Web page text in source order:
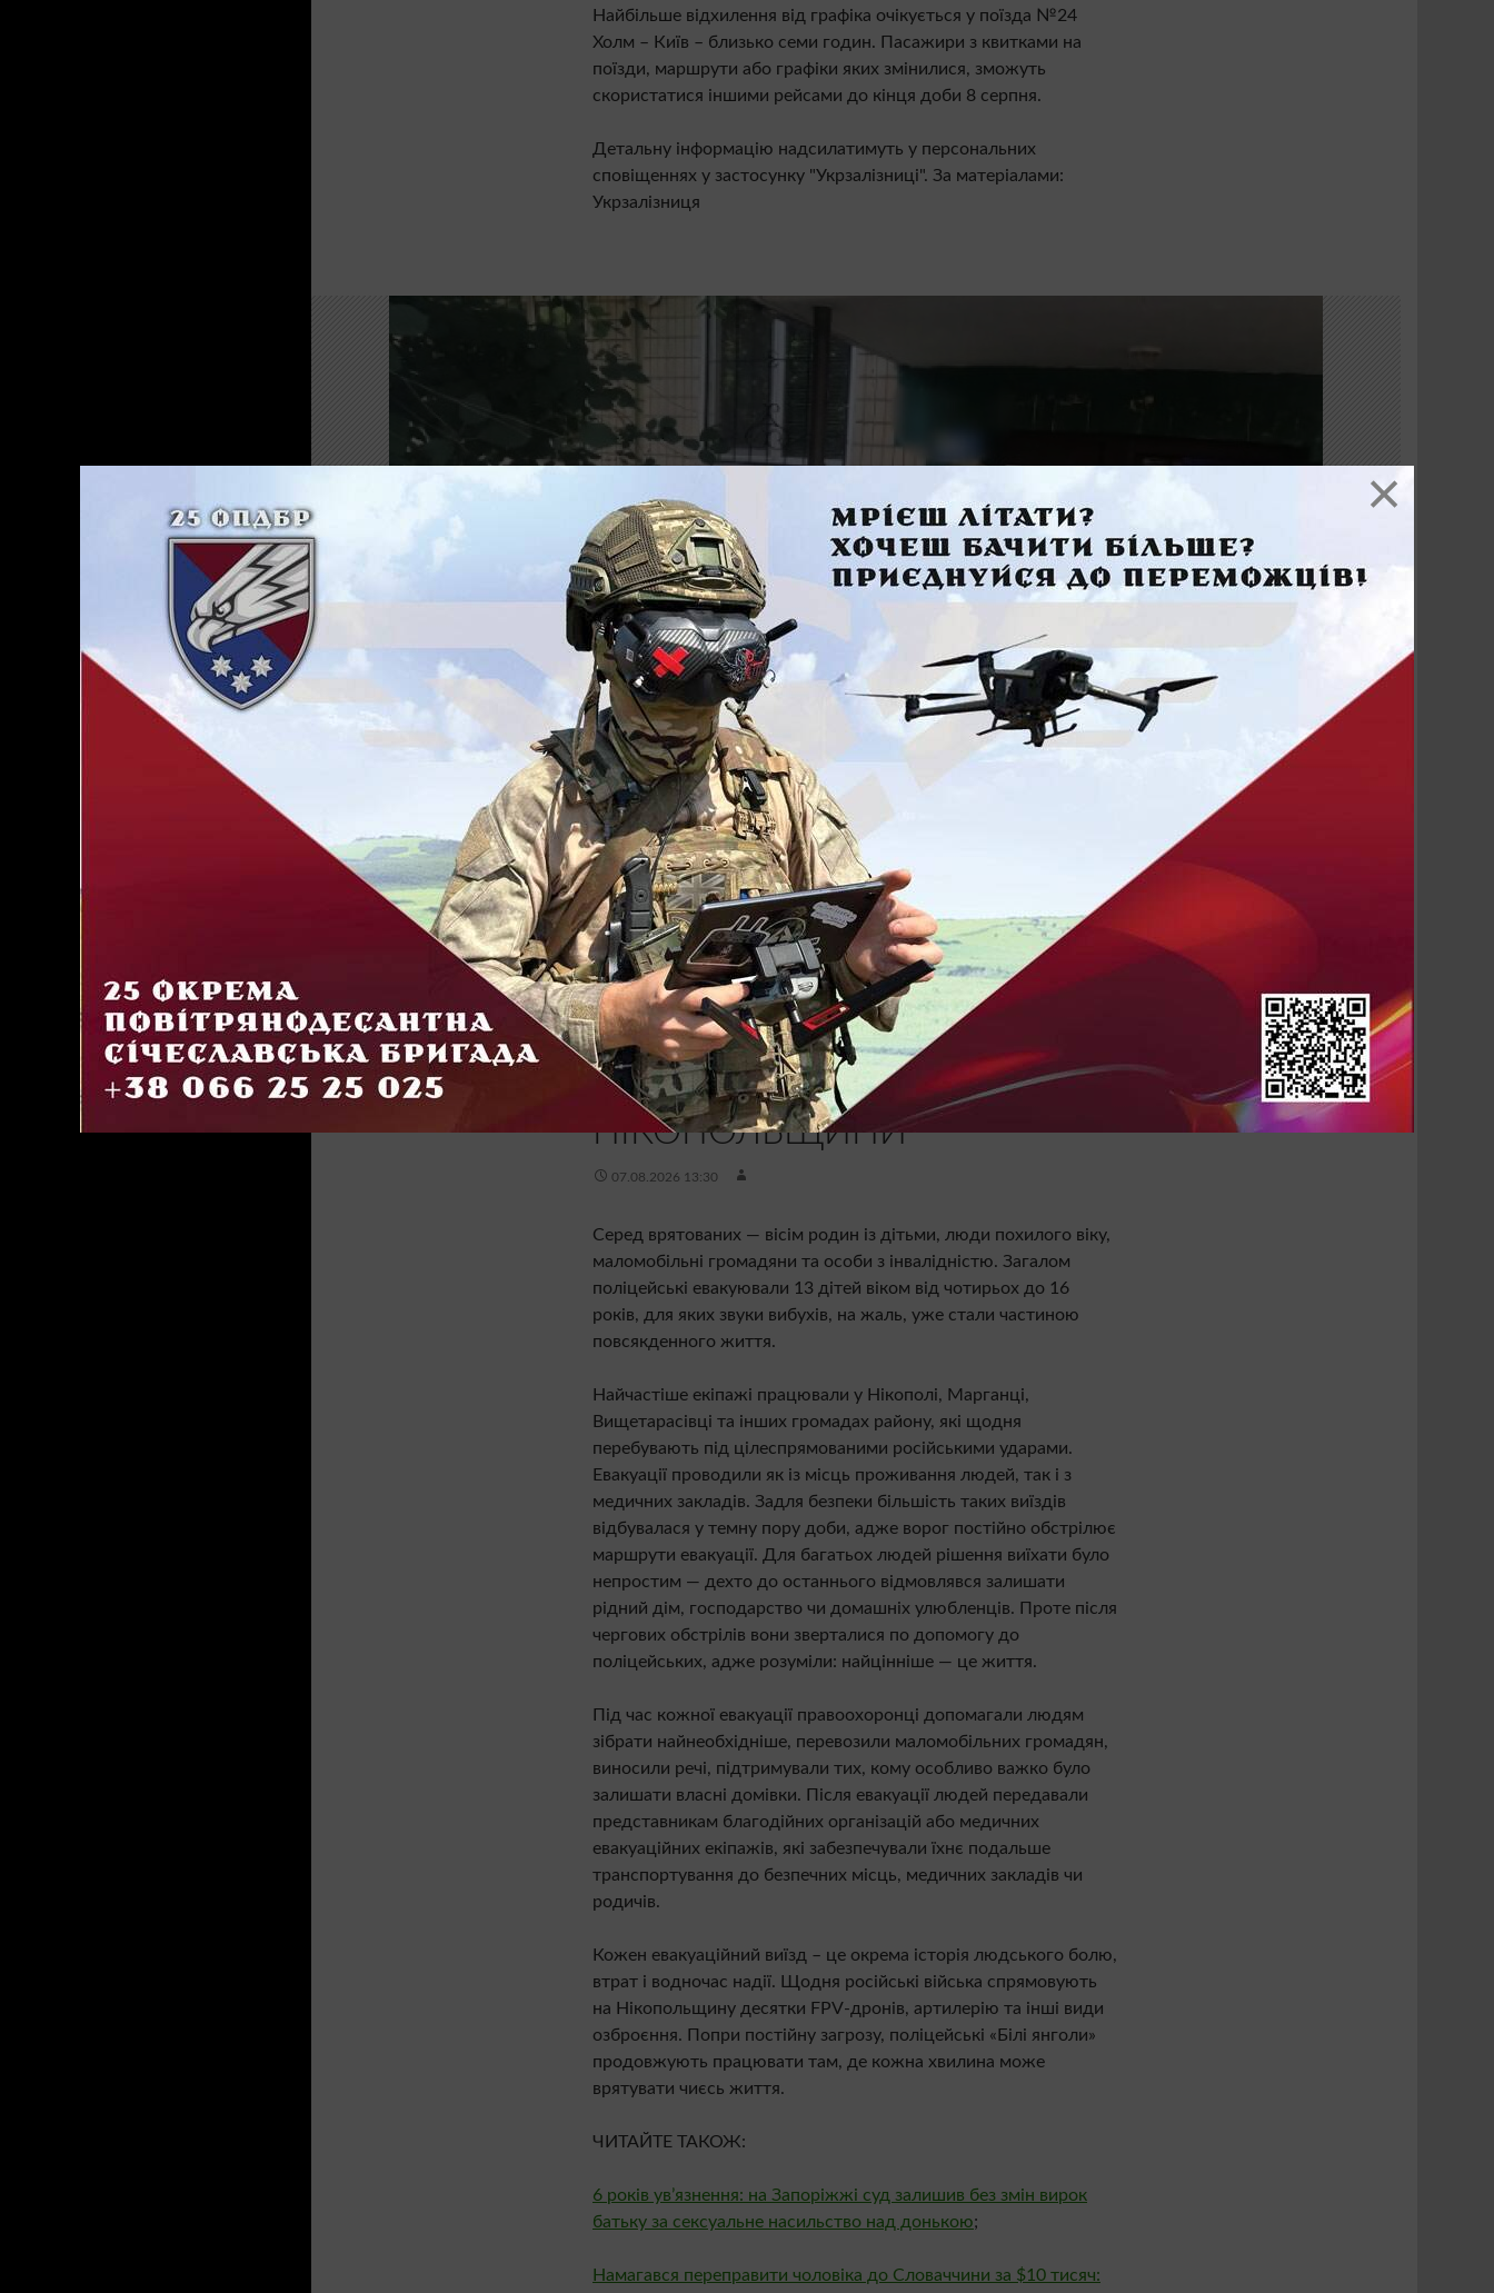
Найбільше відхилення від графіка очікується у поїзда №24
Холм – Київ – близько семи годин. Пасажири з квитками на
поїзди, маршрути або графіки яких змінилися, зможуть
скористатися іншими рейсами до кінця доби 8 серпня.
Детальну інформацію надсилатимуть у персональних
сповіщеннях у застосунку "Укрзалізниці". За матеріалами:
Укрзалізниця
НОВИНИ
ВПРОДОВЖ ЛИПНЯ
ПОЛІЦЕЙСЬКІ СЕКТОРУ
ЕВАКУАЦІЙНИХ ЗАХОДІВ
«БІЛИЙ ЯНГОЛ»
ЕВАКУЮВАЛИ З-ПІД
ОБСТРІЛІВ 79 МЕШКАНЦІВ
НІКОПОЛЬЩИНИ
07.08.2026 13:30
Серед врятованих — вісім родин із дітьми, люди похилого віку,
маломобільні громадяни та особи з інвалідністю. Загалом
поліцейські евакуювали 13 дітей віком від чотирьох до 16
років, для яких звуки вибухів, на жаль, уже стали частиною
повсякденного життя.
Найчастіше екіпажі працювали у Нікополі, Марганці,
Вищетарасівці та інших громадах району, які щодня
перебувають під цілеспрямованими російськими ударами.
Евакуації проводили як із місць проживання людей, так і з
медичних закладів. Задля безпеки більшість таких виїздів
відбувалася у темну пору доби, адже ворог постійно обстрілює
маршрути евакуації. Для багатьох людей рішення виїхати було
непростим — дехто до останнього відмовлявся залишати
рідний дім, господарство чи домашніх улюбленців. Проте після
чергових обстрілів вони зверталися по допомогу до
поліцейських, адже розуміли: найцінніше — це життя.
Під час кожної евакуації правоохоронці допомагали людям
зібрати найнеобхідніше, перевозили маломобільних громадян,
виносили речі, підтримували тих, кому особливо важко було
залишати власні домівки. Після евакуації людей передавали
представникам благодійних організацій або медичних
евакуаційних екіпажів, які забезпечували їхнє подальше
транспортування до безпечних місць, медичних закладів чи
родичів.
Кожен евакуаційний виїзд – це окрема історія людського болю,
втрат і водночас надії. Щодня російські війська спрямовують
на Нікопольщину десятки FPV-дронів, артилерію та інші види
озброєння. Попри постійну загрозу, поліцейські «Білі янголи»
продовжують працювати там, де кожна хвилина може
врятувати чиєсь життя.
ЧИТАЙТЕ ТАКОЖ:
6 років увʼязнення: на Запоріжжі суд залишив без змін вирок
батьку за сексуальне насильство над донькою;
Намагався переправити чоловіка до Словаччини за $10 тисяч: